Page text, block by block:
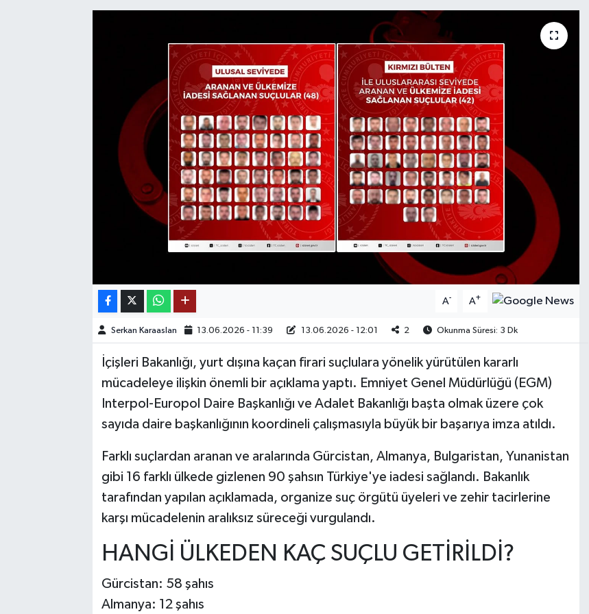
A- A+
Serkan Karaaslan 13.06.2026 - 11:39 13.06.2026 - 12:01 2 Okunma Süresi: 3 Dk
İçişleri Bakanlığı, yurt dışına kaçan firari suçlulara yönelik yürütülen kararlı
mücadeleye ilişkin önemli bir açıklama yaptı. Emniyet Genel Müdürlüğü (EGM)
Interpol-Europol Daire Başkanlığı ve Adalet Bakanlığı başta olmak üzere çok
sayıda daire başkanlığının koordineli çalışmasıyla büyük bir başarıya imza atıldı.
Farklı suçlardan aranan ve aralarında Gürcistan, Almanya, Bulgaristan, Yunanistan
gibi 16 farklı ülkede gizlenen 90 şahsın Türkiye'ye iadesi sağlandı. Bakanlık
tarafından yapılan açıklamada, organize suç örgütü üyeleri ve zehir tacirlerine
karşı mücadelenin aralıksız süreceği vurgulandı.
HANGİ ÜLKEDEN KAÇ SUÇLU GETİRİLDİ?
Gürcistan: 58 şahıs
Almanya: 12 şahıs
KÜLTÜR SANAT